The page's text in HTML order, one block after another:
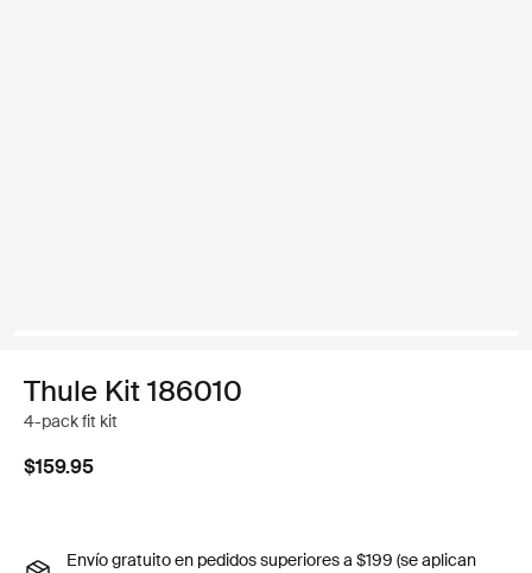
Thule Kit 186010
4-pack fit kit
$159.95
Envío gratuito en pedidos superiores a $199 (se aplican